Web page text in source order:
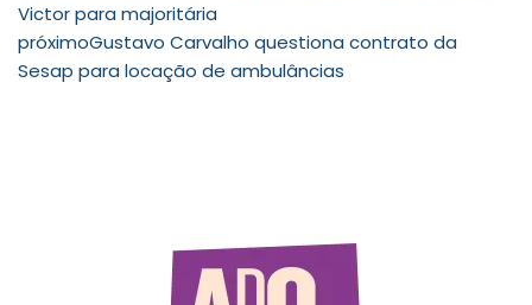
Victor para majoritária
próximoGustavo Carvalho questiona contrato da
Sesap para locação de ambulâncias